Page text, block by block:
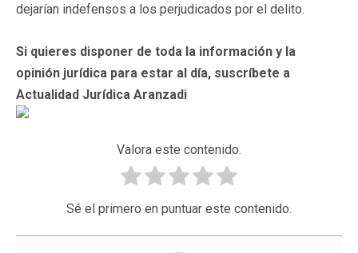
dejarían indefensos a los perjudicados por el delito.
Si quieres disponer de toda la información y la
opinión jurídica para estar al día, suscríbete a
Actualidad Jurídica Aranzadi
Valora este contenido.
Sé el primero en puntuar este contenido.